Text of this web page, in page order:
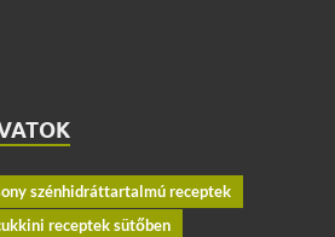
szénhidráttartalmú receptek
receptek sütőben